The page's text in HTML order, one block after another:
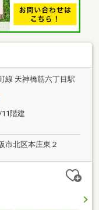
線 天神橋筋六丁目駅
階建
市北区本庄東２